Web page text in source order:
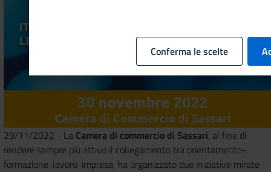
29/11/2022 - La Camera di commercio di Sassari, al fine di
rendere sempre più attivo il collegamento tra orientamento-
formazione-lavoro-impresa, ha organizzato due iniziative mirate
Conferma le scelte